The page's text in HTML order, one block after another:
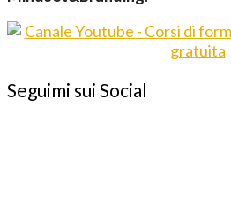
Seguimi sui Social